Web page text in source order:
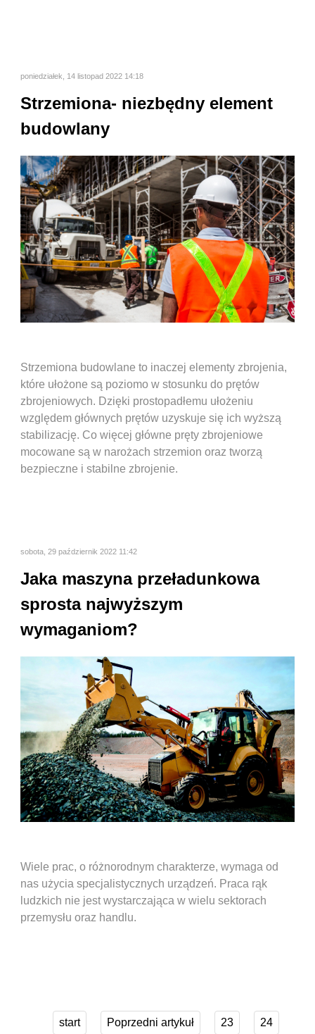
poniedziałek, 14 listopad 2022 14:18
Strzemiona- niezbędny element
budowlany
Strzemiona budowlane to inaczej elementy zbrojenia,
które ułożone są poziomo w stosunku do prętów
zbrojeniowych. Dzięki prostopadłemu ułożeniu
względem głównych prętów uzyskuje się ich wyższą
stabilizację. Co więcej główne pręty zbrojeniowe
mocowane są w narożach strzemion oraz tworzą
bezpieczne i stabilne zbrojenie.
sobota, 29 październik 2022 11:42
Jaka maszyna przeładunkowa
sprosta najwyższym
wymaganiom?
Wiele prac, o różnorodnym charakterze, wymaga od
nas użycia specjalistycznych urządzeń. Praca rąk
ludzkich nie jest wystarczająca w wielu sektorach
przemysłu oraz handlu.
start Poprzedni artykuł 23 24